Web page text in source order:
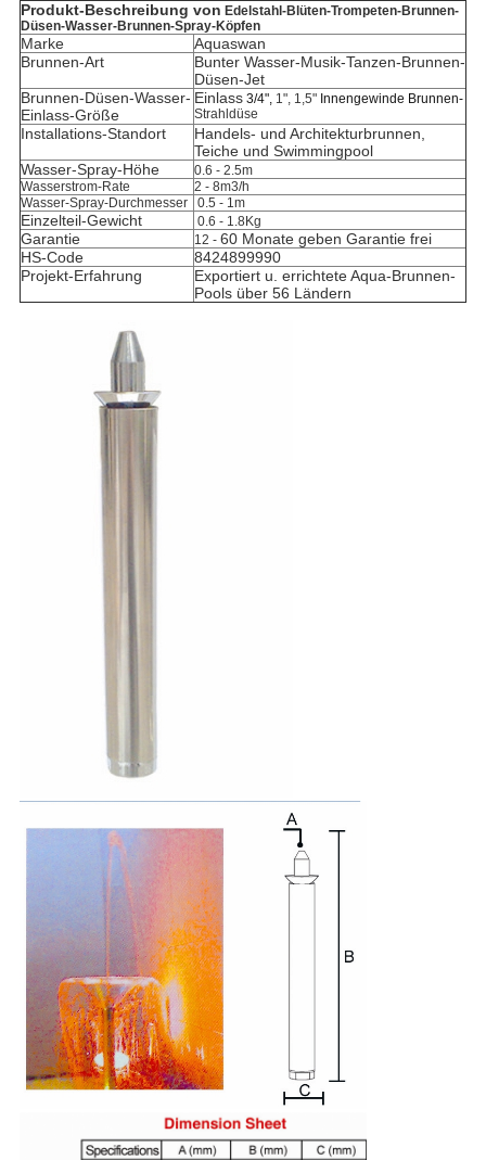
Produkt-Beschreibung von Edelstahl-Blüten-Trompeten-Brunnen-
Düsen-Wasser-Brunnen-Spray-Köpfen
Marke
Aquaswan
Brunnen-Art
Bunter Wasser-Musik-Tanzen-Brunnen-
Düsen-Jet
Brunnen-Düsen-Wasser-
Einlass-Größe
Einlass 3/4",1", 1,5" Innengewinde Brunnen-
Strahldüse
Installations-Standort
Handels- und Architekturbrunnen,
Teiche und Swimmingpool
Wasser-Spray-Höhe
0.6 - 2.5m
Wasserstrom-Rate
2 - 8m3/h
Wasser-Spray-Durchmesser
0.5 - 1m
Einzelteil-Gewicht 0.6 - 1.8Kg
Garantie 12 - 60 Monate geben Garantie frei
HS-Code
8424899990
Projekt-Erfahrung
Exportiert u. errichtete Aqua-Brunnen-
Pools über 56 Ländern